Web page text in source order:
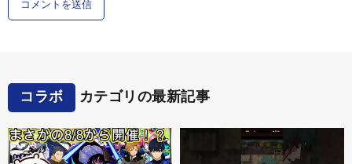
コラボ カテゴリの最新記事